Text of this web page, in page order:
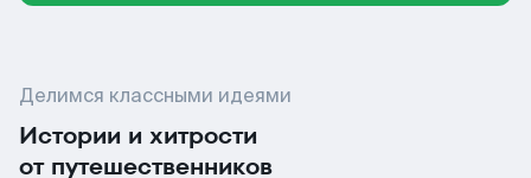
Делимся классными идеями
Истории и хитрости
от путешественников